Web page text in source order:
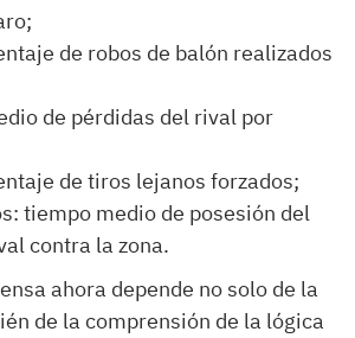
de robos de balón realizados
de pérdidas del rival por
de tiros lejanos forzados;
tiempo medio de posesión del
contra la zona.
ahora depende no solo de la
de la comprensión de la lógica